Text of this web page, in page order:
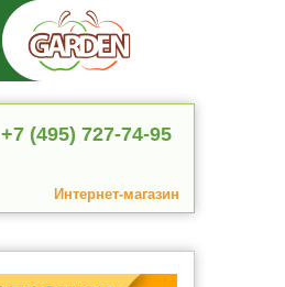
+7 (495) 727-74-95
Интернет-магазин